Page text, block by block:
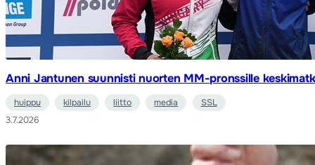
Anni Jantunen suunnisti nuorten MM-pronssille
huippu kilpailu liitto media
SSL
3.7.2026